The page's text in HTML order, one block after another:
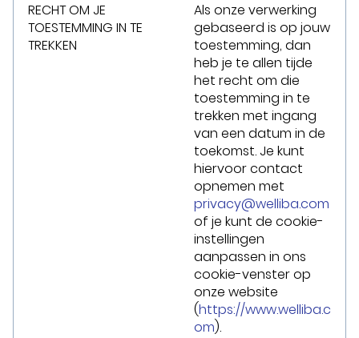
RECHT OM JE
TOESTEMMING IN TE
TREKKEN
Als onze verwerking
gebaseerd is op jouw
toestemming, dan
heb je te allen tijde
het recht om die
toestemming in te
trekken met ingang
van een datum in de
toekomst. Je kunt
hiervoor contact
opnemen met
privacy@welliba.com
of je kunt de cookie-
instellingen
aanpassen in ons
cookie-venster op
onze website
(https://www.welliba.c
om).